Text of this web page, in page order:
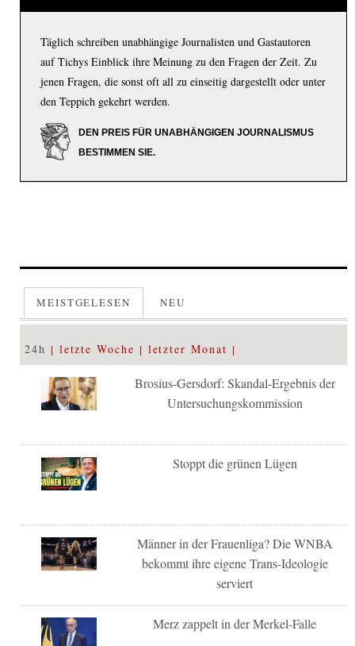
Täglich schreiben unabhängige Journalisten und Gastautoren
auf Tichys Einblick ihre Meinung zu den Fragen der Zeit. Zu
jenen Fragen, die sonst oft all zu einseitig dargestellt oder unter
den Teppich gekehrt werden.
DEN PREIS FÜR UNABHÄNGIGEN JOURNALISMUS
BESTIMMEN SIE.
MEISTGELESEN NEU
24h letzte Woche letzter Monat
Brosius-Gersdorf: Skandal-Ergebnis der
Untersuchungskommission
Stoppt die grünen Lügen
Männer in der Frauenliga? Die WNBA
bekommt ihre eigene Trans-Ideologie
serviert
Merz zappelt in der Merkel-Falle